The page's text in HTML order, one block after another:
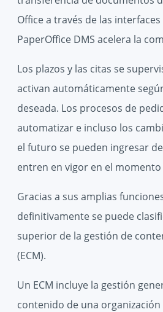
Office a través de las
PaperOffice DMS acelera la
Los plazos y las citas se
activan automáticamente
deseada. Los procesos de
automatizar e incluso los
el futuro se pueden ingresar
entren en vigor en el momento
Gracias a sus amplias
definitivamente se puede
superior de la gestión de
(ECM).
Un ECM incluye la gestión
contenido de una